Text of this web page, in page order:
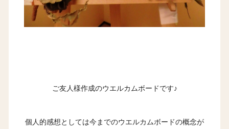
ご友人様作成のウエルカムボードです♪
個人的感想としては今までのウエルカムボードの概念が